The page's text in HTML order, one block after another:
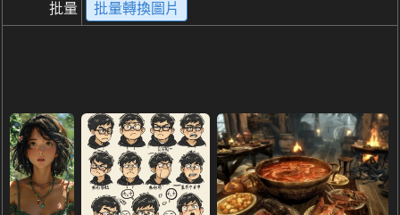
批量 批量轉換圖片